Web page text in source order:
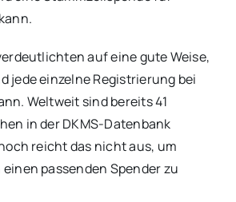
auf eine gute Weise,
jede einzelne Registrierung bei
Weltweit sind bereits 41
in der DKMS-Datenbank
reicht das nicht aus, um
passenden Spender zu